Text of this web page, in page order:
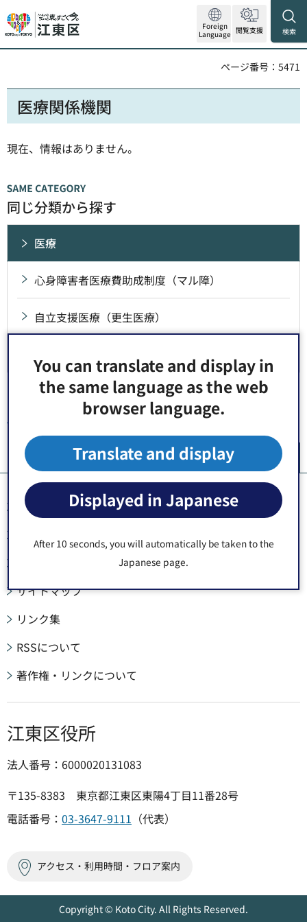
You can translate and display in
the same language as the web
browser language.
Translate and display
Displayed in Japanese
After 10 seconds, you will automatically be taken to the
Japanese page.
Foreign
Language 閲覧支援 検索
ページ番号：5471
医療関係機関
現在、情報はありません。
同じ分類から探す
医療
心身障害者医療費助成制度（マル障）
自立支援医療（更生医療）
健康・福祉>障害者福祉>医療> 医療関係機関
このサイトについて
サイトマップ
リンク集
RSSについて
著作権・リンクについて
江東区役所
法人番号：6000020131083
〒135-8383 東京都江東区東陽4丁目11番28号
電話番号： 03-3647-9111 （代表）
アクセス・利用時間・フロア案内
Copyright © Koto City. All Rights Reserved.